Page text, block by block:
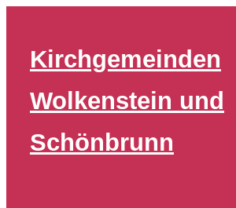
springen
Kirchgemeinden
Wolkenstein und
Schönbrunn